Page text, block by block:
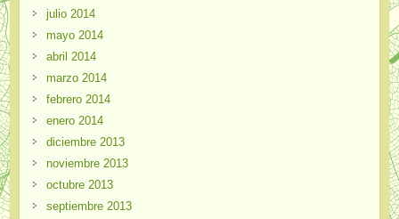
julio 2014
mayo 2014
abril 2014
marzo 2014
febrero 2014
enero 2014
diciembre 2013
noviembre 2013
octubre 2013
septiembre 2013